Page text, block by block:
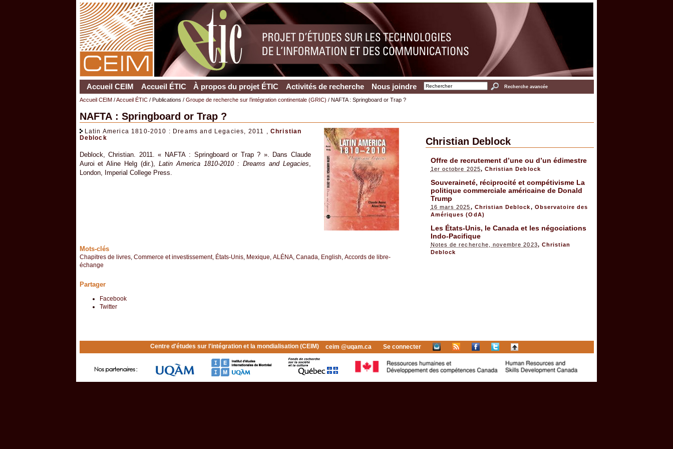
Accueil CEIM Accueil ÉTIC À propos du projet ÉTIC Activités de recherche Nous joindre Recherche avancée
Accueil CEIM/Accueil ÉTIC/ Publications / Groupe de recherche sur l’intégration continentale (GRIC) / NAFTA : Springboard or Trap ?
NAFTA : Springboard or Trap ?
Latin America 1810-2010 : Dreams and Legacies, 2011 , Christian
Deblock
Deblock, Christian. 2011. « NAFTA : Springboard or Trap ? ». Dans Claude
Auroi et Aline Helg (dir.),Latin America 1810-2010 : Dreams and Legacies,
London, Imperial College Press.
Mots-clés
Chapitres de livres, Commerce et investissement, États-Unis, Mexique ALÉNA, Canada English Accords de libre-
échange
Partager
Facebook
Twitter
Christian Deblock
Offre de recrutement d’une ou d’un édimestre
1er octobre 2025, Christian Deblock
Souveraineté, réciprocité et compétivisme La
politique commerciale américaine de Donald
Trump
16 mars 2025, Christian Deblock, Observatoire des
Amériques (OdA)
Les États-Unis, le Canada et les négociations
Indo-Pacifique
Notes de recherche, novembre 2023, Christian
Deblock
Centre d'études sur l'intégration et la mondialisation (CEIM) ceim @uqam.ca Se connecter